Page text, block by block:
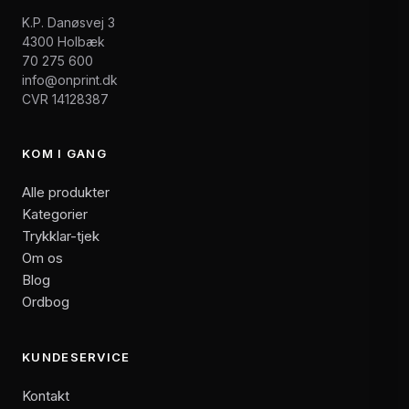
K.P. Danøsvej 3
4300 Holbæk
70 275 600
info@onprint.dk
CVR 14128387
KOM I GANG
Alle produkter
Kategorier
Trykklar-tjek
Om os
Blog
Ordbog
KUNDESERVICE
Kontakt